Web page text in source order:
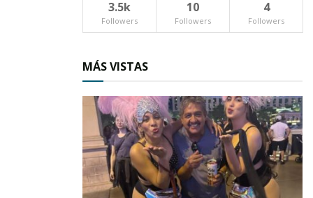
3.5k
Followers
10
Followers
4
Followers
MÁS VISTAS